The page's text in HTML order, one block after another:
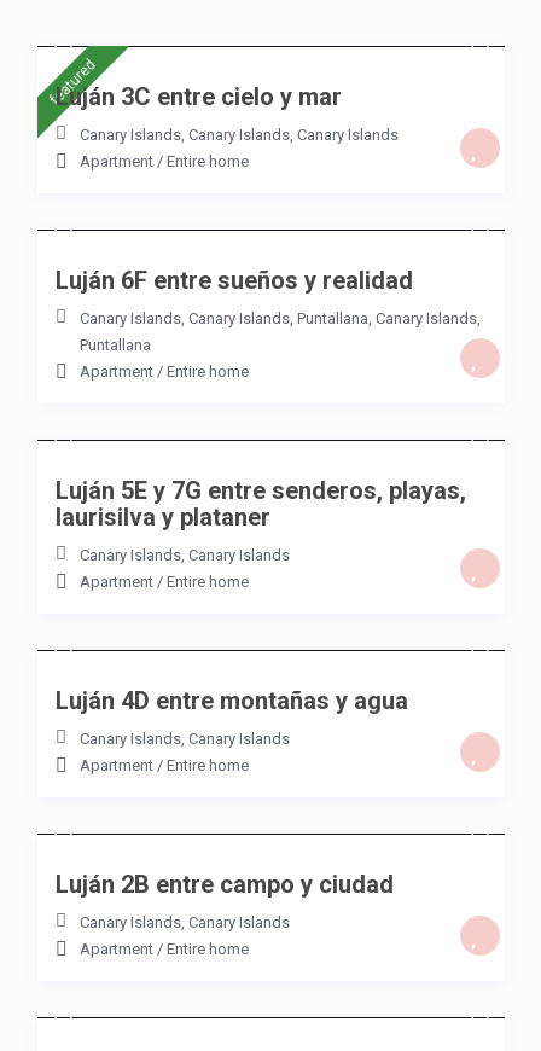
featured
Luján 3C entre cielo y mar
Canary Islands, Canary Islands, Canary Islands
Apartment/ Entire home
Luján 6F entre sueños y realidad
Canary Islands, Canary Islands, Puntallana, Canary Islands,
Puntallana
Apartment/ Entire home
Luján 5E y 7G entre senderos, playas,
laurisilva y plataner
Canary Islands, Canary Islands
Apartment/ Entire home
Luján 4D entre montañas y agua
Canary Islands, Canary Islands
Apartment/ Entire home
Luján 2B entre campo y ciudad
Canary Islands, Canary Islands
Apartment/ Entire home